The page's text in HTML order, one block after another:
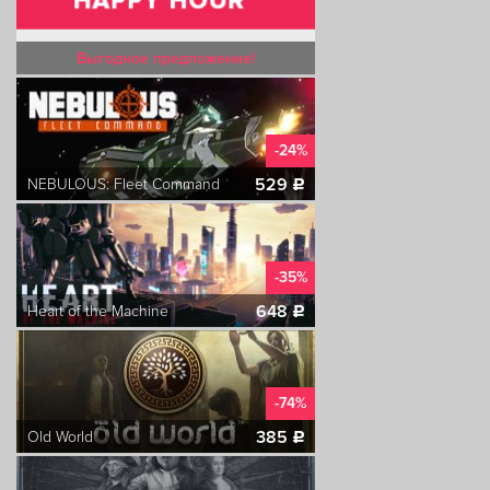
Выгодное предложение!
-24%
NEBULOUS: Fleet Command
529 c
-35%
Heart of the Machine
648c
-74%
Old World
385 c